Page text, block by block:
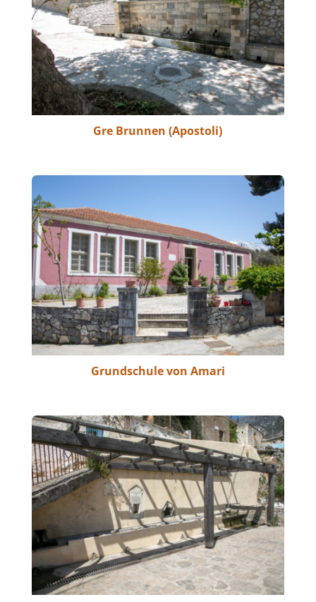
Gre Brunnen (Apostoli)
Grundschule von Amari